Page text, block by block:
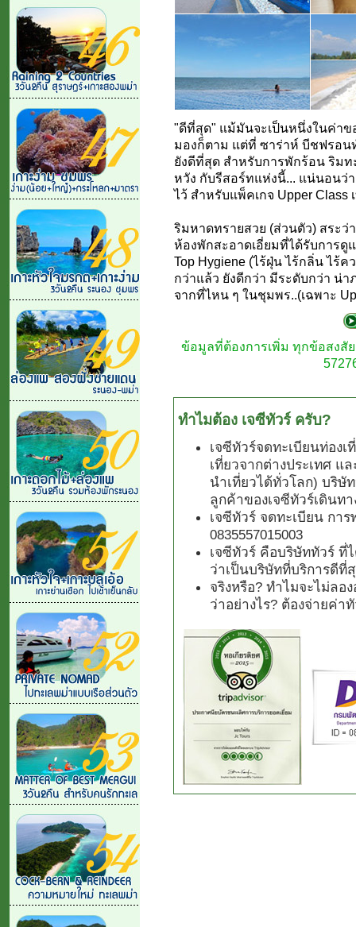
"ดีที่สุด" แม้มันจะเป็นหนึ่งในค่า
มองก็ตาม แต่ที่ ซาร่าห์ บีชฟรอน
ยังดีที่สุด สำหรับการพักร้อน ริมท
หวัง กับรีสอร์ทแห่งนี้... แน่นอนว่
ไว้ สำหรับแพ็คเกจ Upper Class
ริมหาดทรายสวย (ส่วนตัว) สระว่
ห้องพักสะอาดเอี่ยมที่ได้รับการดู
Top Hygiene (ไร้ฝุ่น ไร้กลิ่น ไร้
กว่าแล้ว ยังดีกว่า มีระดับกว่า น่
จากที่ไหน ๆ ในชุมพร..(เฉพาะ
ข้อมูลที่ต้องการเพิ่ม ทุกข้อสงสั
ทำไมต้อง เจซีทัวร์ ครับ?
เจซีทัวร์จดทะเบียนท่องเ
เที่ยวจากต่างประเทศ แ
นำเที่ยวได้ทั่วโลก) บริษั
ลูกค้าของเจซีทัวร์เดินทา
เจซีทัวร์ จดทะเบียน กา
0835557015003
เจซีทัวร์ คือบริษัททัวร์ ที่
ว่าเป็นบริษัทที่บริการดีที่
จริงหรือ? ทำไมจะไม่ลอ
ว่าอย่างไร? ต้องจ่ายค่